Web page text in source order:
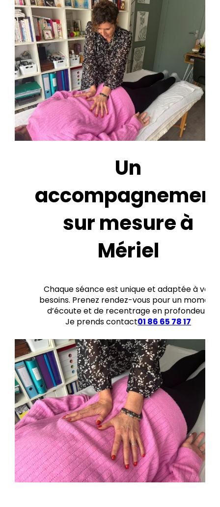
Un
sur mesure à
Mériel
Chaque séance est unique et adaptée à vos
besoins. Prenez rendez-vous pour un moment
d’écoute et de recentrage en profondeur.
Je prends contact01 86 65 78 17